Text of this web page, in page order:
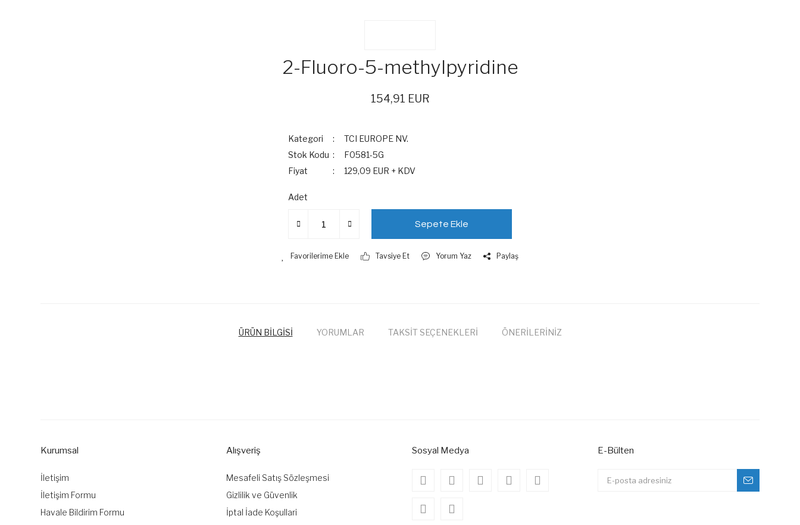
2-Fluoro-5-methylpyridine
154,91 EUR
Kategori
TCI EUROPE NV.
Stok Kodu
F0581-5G
Fiyat
129,09 EUR + KDV
Adet
Sepete Ekle
Tavsiye Et Yorum Yaz Paylaş
ÜRÜN BİLGİSİ YORUMLAR TAKSİT SEÇENEKLERİ ÖNERİLERİNİZ
Ürün bilgilerinde hatalar bulunuyor.
Bu ürüne benzer farklı alternatifler olmalı.
Kurumsal
İletişim
İletişim Formu
Havale Bildirim Formu
Alışveriş
Mesafeli Satış Sözleşmesi
Gizlilik ve Güvenlik
İptal İade Koşullari
Sosyal Medya E-Bülten